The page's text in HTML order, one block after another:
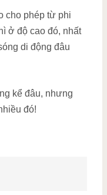
cho phép từ phi
ở độ cao đó, nhất
di động đâu
kể đâu, nhưng
đó!